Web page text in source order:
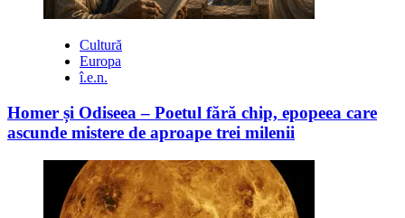
Cultură
Europa
î.e.n.
Homer și Odiseea – Poetul fără chip, epopeea care
ascunde mistere de aproape trei milenii